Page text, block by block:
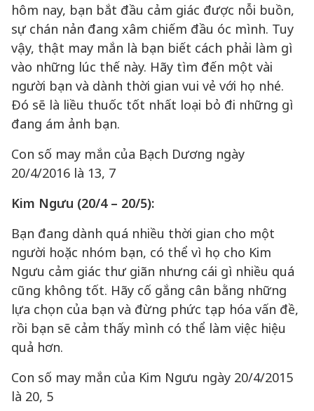
hôm nay, bạn bắt đầu cảm giác được nỗi buồn,
sự chán nản đang xâm chiếm đầu óc mình. Tuy
vậy, thật may mắn là bạn biết cách phải làm gì
vào những lúc thế này. Hãy tìm đến một vài
người bạn và dành thời gian vui vẻ với họ nhé.
Đó sẽ là liều thuốc tốt nhất loại bỏ đi những gì
đang ám ảnh bạn.
Con số may mắn của Bạch Dương ngày
20/4/2016 là 13, 7
Kim Ngưu (20/4 – 20/5):
Bạn đang dành quá nhiều thời gian cho một
người hoặc nhóm bạn, có thể vì họ cho Kim
Ngưu cảm giác thư giãn nhưng cái gì nhiều quá
cũng không tốt. Hãy cố gắng cân bằng những
lựa chọn của bạn và đừng phức tạp hóa vấn đề,
rồi bạn sẽ cảm thấy mình có thể làm việc hiệu
quả hơn.
Con số may mắn của Kim Ngưu ngày 20/4/2015
là 20, 5